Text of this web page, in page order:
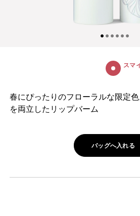
春にぴったりのフローラルな限定
を両立したリップバーム
スマ
バッグへ入れる